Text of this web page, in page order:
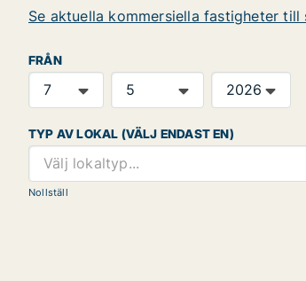
Se aktuella kommersiella fastigheter till
FRÅN
TYP AV LOKAL (VÄLJ ENDAST EN)
Välj lokaltyp...
Nollställ